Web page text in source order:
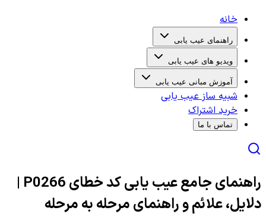
خانه
راهنمای عیب یابی
ویدیو های عیب یابی
آموزش مبانی عیب یابی
شبیه ساز عیب یابی
خرید اشتراک
تماس با ما
راهنمای جامع عیب یابی کد خطای P0266 |
دلایل، علائم و راهنمای مرحله به مرحله